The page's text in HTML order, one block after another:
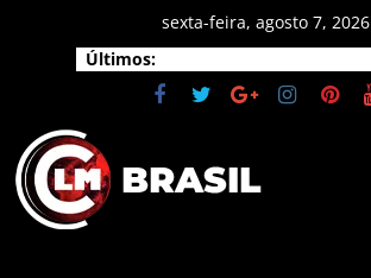
sexta-feira, agosto 7, 2026
Últimos:
CLM